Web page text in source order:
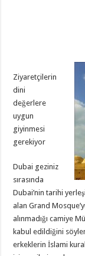
Ziyaretçilerin
dini
değerlere
uygun
giyinmesi
gerekiyor
Dubai geziniz
sırasında
Dubai’nin tarihi
alan Grand
alınmadığı camiye
kabul edildiğini
erkeklerin İslami